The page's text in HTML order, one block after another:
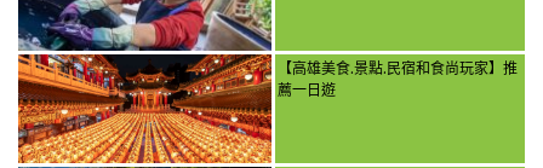
【高雄美食.景點.民宿和食尚玩家】推
薦一日遊